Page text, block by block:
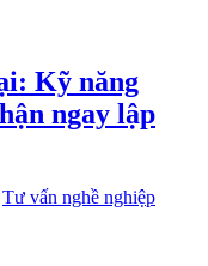
Kỹ năng
ngay lập
Tư vấn nghề nghiệp